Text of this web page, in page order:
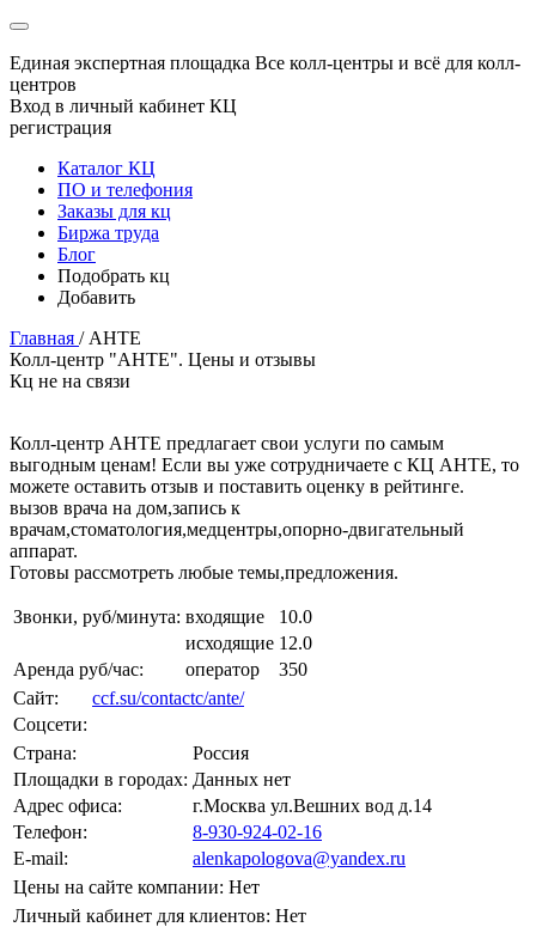
Единая экспертная площадка Все колл-центры и всё для колл-
центров
Вход в личный кабинет КЦ
регистрация
Каталог КЦ
ПО и телефония
Заказы для кц
Биржа труда
Блог
Подобрать кц
Добавить
Главная / АНТЕ
Колл-центр "АНТЕ". Цены и отзывы
Кц не на связи
Колл-центр АНТЕ предлагает свои услуги по самым
выгодным ценам! Если вы уже сотрудничаете с КЦ АНТЕ, то
можете оставить отзыв и поставить оценку в рейтинге.
вызов врача на дом,запись к
врачам,стоматология,медцентры,опорно-двигательный
аппарат.
Готовы рассмотреть любые темы,предложения.
Звонки, руб/минута: входящие
10.0
исходящие 12.0
Аренда руб/час:
оператор
350
Сайт:
ccf.su/contactc/ante/
Соцсети:
Страна:
Россия
Площадки в городах: Данных нет
Адрес офиса:
г.Москва ул.Вешних вод д.14
Телефон:
8-930-924-02-16
E-mail:
alenkapologova@yandex.ru
Цены на сайте компании: Нет
Личный кабинет для клиентов: Нет